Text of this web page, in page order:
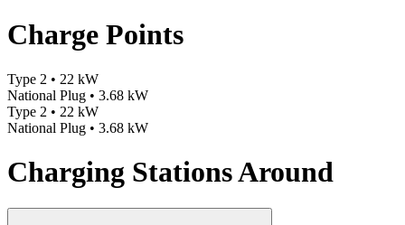
Charge Points
Type 2 • 22 kW
National Plug • 3.68 kW
Type 2 • 22 kW
National Plug • 3.68 kW
Charging Stations Around